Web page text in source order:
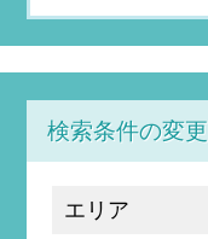
検索条件の変更
エリア